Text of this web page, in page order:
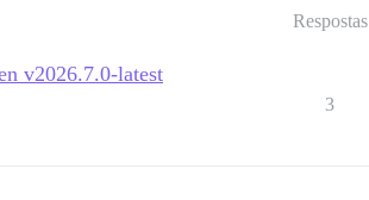
Respostas
v2026.7.0-latest
3